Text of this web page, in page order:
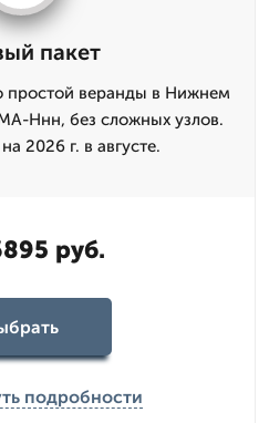
пакет
простой веранды в Нижнем
Ннн, без сложных узлов.
2026 г. в августе.
руб.
подробности